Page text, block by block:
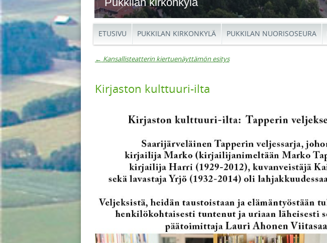
ETUSIVU PUKKILAN KIRKONKYLÄ PUKKILAN NUORISOSEURA
← Kansallisteatterin kiertuenäyttämön esitys
Kirjaston kulttuuri-ilta